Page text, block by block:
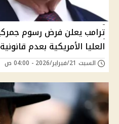
العليا الأمريكية بعدم
السبت 21/فبراير/2026 - 04:00 ص